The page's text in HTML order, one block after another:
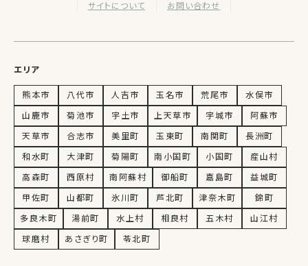
サイトについて お問い合わせ
エリア
熊本市 八代市 人吉市 玉名市 荒尾市
水俣市
山鹿市
菊池市 宇土市 上天草市 宇城市
阿蘇市
天草市
合志市 美里町 玉東町 南関町
長洲町
和水町
大津町 菊陽町 南小国町 小国町
産山村
高森町
西原村 南阿蘇村 御船町 嘉島町
益城町
甲佐町
山都町 氷川町 芦北町 津奈木町
錦町
多良木町
湯前町 水上村 相良村 五木村
山江村
球磨村
あさぎり町 苓北町